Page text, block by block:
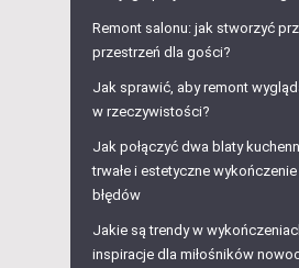
Remont salonu: jak stworzyć
przestrzeń dla gości?
Jak sprawić, aby remont
w rzeczywistości?
Jak połączyć dwa blaty
trwałe i estetyczne
błędów
Jakie są trendy w
inspiracje dla miłośników